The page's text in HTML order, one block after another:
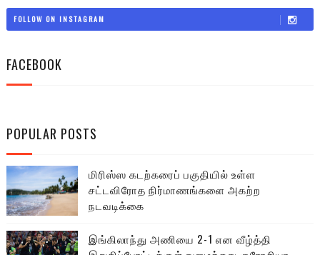
FOLLOW ON INSTAGRAM
FACEBOOK
POPULAR POSTS
மிரிஸ்ஸ கடற்கரைப் பகுதியில் உள்ள
சட்டவிரோத நிர்மாணங்களை அகற்ற
நடவடிக்கை
இங்கிலாந்து அணியை 2-1 என வீழ்த்தி